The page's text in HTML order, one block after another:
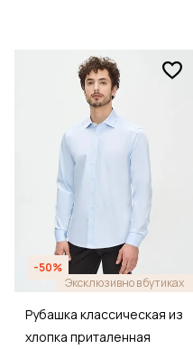
-50%
Эксклюзивно в бутиках
Рубашка классическая из
хлопка приталенная